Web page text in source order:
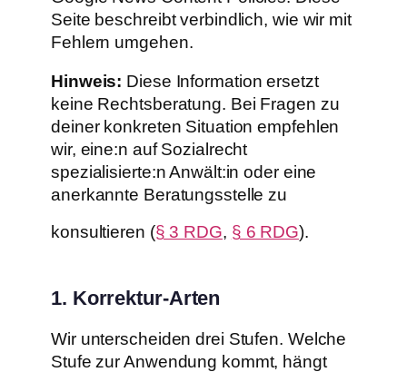
Seite beschreibt verbindlich, wie wir mit
Fehlern umgehen.
Hinweis: Diese Information ersetzt
keine Rechtsberatung. Bei Fragen zu
deiner konkreten Situation empfehlen
wir, eine:n auf Sozialrecht
spezialisierte:n Anwält:in oder eine
anerkannte Beratungsstelle zu
konsultieren (§ 3 RDG, § 6 RDG).
1. Korrektur-Arten
Wir unterscheiden drei Stufen. Welche
Stufe zur Anwendung kommt, hängt